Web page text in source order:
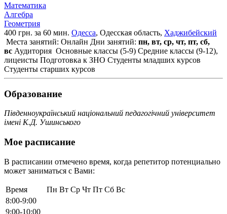
Математика
Алгебра
Геометрия
400 грн. за 60 мин. Одесса, Одесская область, Хаджибейский
Места занятий: Онлайн Дни занятий: пн, вт, ср, чт, пт, сб,
вс Аудитория Основные классы (5-9) Средние классы (9-12),
лицеисты Подготовка к ЗНО Студенты младших курсов
Студенты старших курсов
Образование
Південноукраїнський національний педагогічний університет
імені К.Д. Ушинського
Мое расписание
В расписании отмечено время, когда репетитор потенциально
может заниматься с Вами:
Время Пн Вт Ср Чт Пт Сб Вс
8:00-9:00
9:00-10:00